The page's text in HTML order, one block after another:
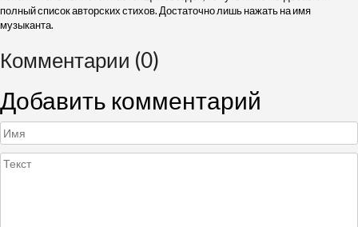
полный список авторских стихов. Достаточно лишь нажать на имя
музыканта.
Комментарии (0)
Добавить комментарий